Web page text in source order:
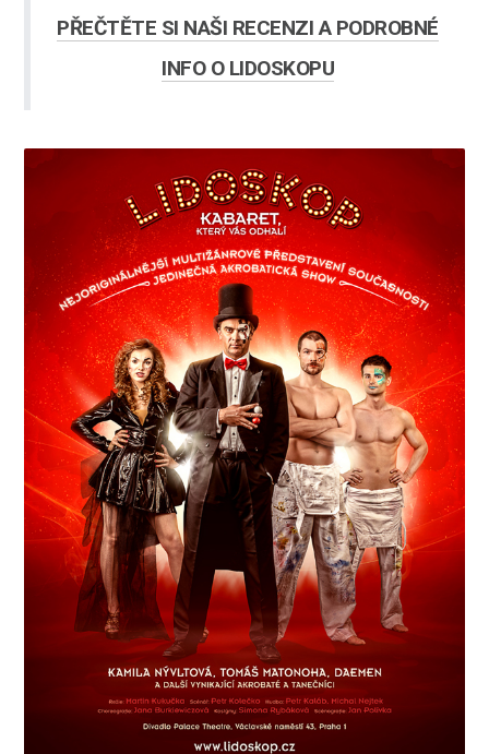
PŘEČTĚTE SI NAŠI RECENZI A PODROBNÉ
INFO O LIDOSKOPU